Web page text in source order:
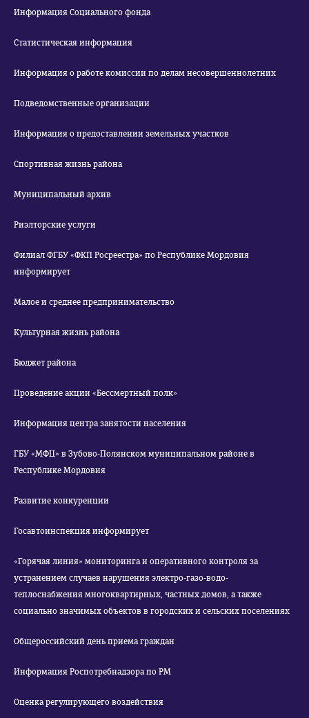
Информация Социального фонда
Статистическая информация
Информация о работе комиссии по делам несовершеннолетних
Подведомственные организации
Информация о предоставлении земельных участков
Спортивная жизнь района
Муниципальный архив
Риэлторские услуги
Филиал ФГБУ «ФКП Росреестра» по Республике Мордовия
информирует
Малое и среднее предпринимательство
Культурная жизнь района
Бюджет района
Проведение акции «Бессмертный полк»
Информация центра занятости населения
ГБУ «МФЦ» в Зубово-Полянском муниципальном районе в
Республике Мордовия
Развитие конкуренции
Госавтоинспекция информирует
«Горячая линия» мониторинга и оперативного контроля за
устранением случаев нарушения электро-газо-водо-
теплоснабжения многоквартирных, частных домов, а также
социально значимых объектов в городских и сельских поселениях
Общероссийский день приема граждан
Информация Роспотребнадзора по РМ
Оценка регулирующего воздействия